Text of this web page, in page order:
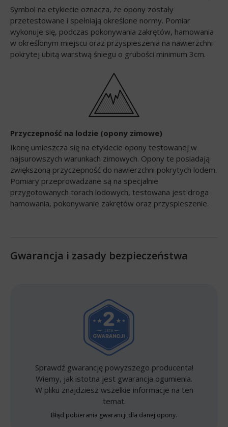
Symbol na etykiecie oznacza, że opony zostały
przetestowane i spełniają określone normy. Pomiar
wykonuje się, podczas pokonywania zakrętów, hamowania
w określonym miejscu oraz przyspieszenia na nawierzchni
pokrytej ubitą warstwą śniegu o grubości minimum 3cm.
Przyczepność na lodzie (opony zimowe)
Ikonę umieszcza się na etykiecie opony testowanej w
najsurowszych warunkach zimowych. Opony te posiadają
zwiększoną przyczepność do nawierzchni pokrytych lodem.
Pomiary przeprowadzane są na specjalnie
przygotowanych torach lodowych, testowana jest droga
hamowania, pokonywanie zakrętów oraz przyspieszenie.
Gwarancja i zasady bezpieczeństwa
Sprawdź gwarancję powyższego producenta!
Wiemy, jak istotna jest gwarancja ogumienia.
W pliku znajdziesz wszelkie informacje na ten
temat.
Błąd pobierania gwarancji dla danej opony.